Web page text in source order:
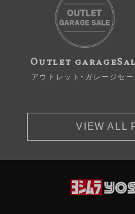
Outlet
アウトレット・ガレージセ
VIEW ALL